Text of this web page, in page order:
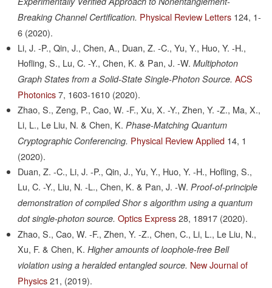
Breaking Channel Certification. Physical Review Letters 124, 1-
6 (2020).
Li, J. -P., Qin, J., Chen, A., Duan, Z. -C., Yu, Y., Huo, Y. -H.,
Hofling, S., Lu, C. -Y., Chen, K. & Pan, J. -W. Multiphoton
Graph States from a Solid-State Single-Photon Source. ACS
Photonics 7, 1603-1610 (2020).
Zhao, S., Zeng, P., Cao, W. -F., Xu, X. -Y., Zhen, Y. -Z., Ma, X.,
Li, L., Le Liu, N. & Chen, K. Phase-Matching Quantum
Cryptographic Conferencing. Physical Review Applied 14, 1
(2020).
Duan, Z. -C., Li, J. -P., Qin, J., Yu, Y., Huo, Y. -H., Hofling, S.,
Lu, C. -Y., Liu, N. -L., Chen, K. & Pan, J. -W. Proof-of-principle
demonstration of compiled Shor s algorithm using a quantum
dot single-photon source. Optics Express 28, 18917 (2020).
Zhao, S., Cao, W. -F., Zhen, Y. -Z., Chen, C., Li, L., Le Liu, N.,
Xu, F. & Chen, K. Higher amounts of loophole-free Bell
violation using a heralded entangled source. New Journal of
Physics 21, (2019).